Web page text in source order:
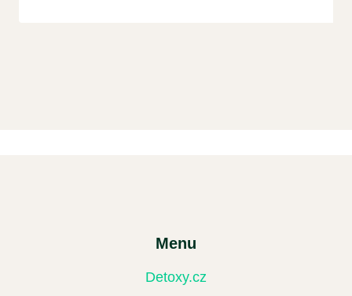
Menu
Detoxy.cz